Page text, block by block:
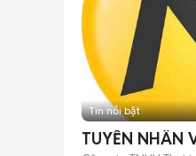
Tin nổi bật
TUYỂN NHÂN